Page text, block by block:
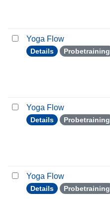
Yoga Flow
Details Probetraining
Yoga Flow
Details Probetraining
Yoga Flow
Details Probetraining